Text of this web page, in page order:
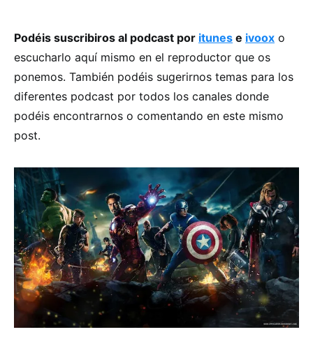
Podéis suscribiros al podcast por itunes e ivoox o
escucharlo aquí mismo en el reproductor que os
ponemos. También podéis sugerirnos temas para los
diferentes podcast por todos los canales donde
podéis encontrarnos o comentando en este mismo
post.